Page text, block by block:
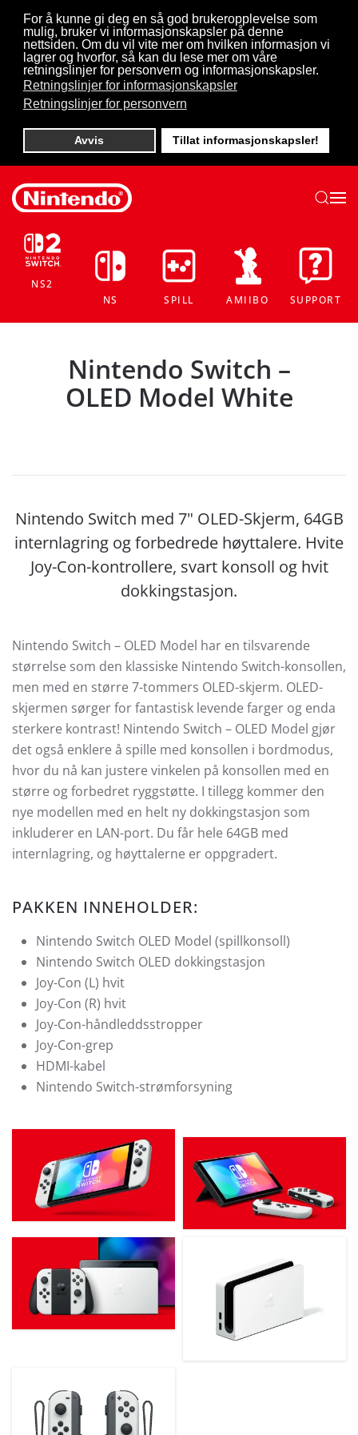
For å kunne gi deg en så god brukeropplevelse som
mulig, bruker vi informasjonskapsler på denne
nettsiden. Om du vil vite mer om hvilken informasjon vi
lagrer og hvorfor, så kan du lese mer om våre
retningslinjer for personvern og informasjonskapsler.
Retningslinjer for informasjonskapsler
Retningslinjer for personvern
Avvis Tillat informasjonskapsler!
Skip to main content
NS2
NS
SPILL AMIIBO SUPPORT
Nintendo Switch –
OLED Model White
Nintendo Switch med 7" OLED-Skjerm, 64GB
internlagring og forbedrede høyttalere. Hvite
Joy-Con-kontrollere, svart konsoll og hvit
dokkingstasjon.
Nintendo Switch – OLED Model har en tilsvarende
størrelse som den klassiske Nintendo Switch-konsollen,
men med en større 7-tommers OLED-skjerm. OLED-
skjermen sørger for fantastisk levende farger og enda
sterkere kontrast! Nintendo Switch – OLED Model gjør
det også enklere å spille med konsollen i bordmodus,
hvor du nå kan justere vinkelen på konsollen med en
større og forbedret ryggstøtte. I tillegg kommer den
nye modellen med en helt ny dokkingstasjon som
inkluderer en LAN-port. Du får hele 64GB med
internlagring, og høyttalerne er oppgradert.
PAKKEN INNEHOLDER:
Nintendo Switch OLED Model (spillkonsoll)
Nintendo Switch OLED dokkingstasjon
Joy-Con (L) hvit
Joy-Con (R) hvit
Joy-Con-håndleddsstropper
Joy-Con-grep
HDMI-kabel
Nintendo Switch-strømforsyning